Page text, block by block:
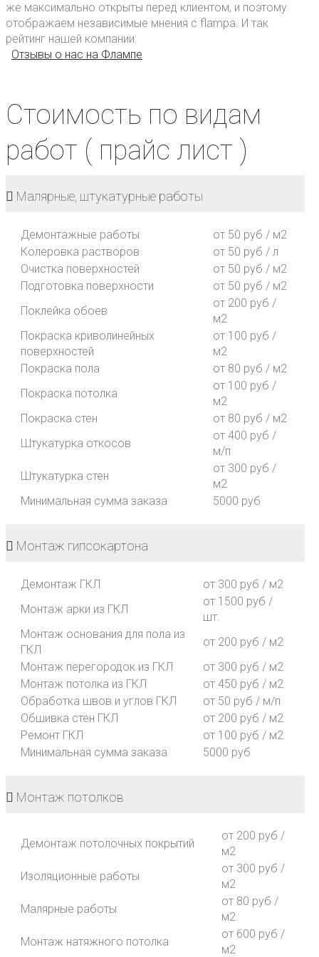
же максимально открыты перед клиентом, и поэтому
отображаем независимые мнения с flampa. И так
рейтинг нашей компании:
Отзывы о нас на Флампе
Стоимость по видам
работ ( прайс лист )
Малярные, штукатурные работы
Демонтажные работы
от 50 руб / м2
Колеровка растворов
от 50 руб / л
Очистка поверхностей
от 50 руб / м2
Подготовка поверхности
от 50 руб / м2
Поклейка обоев
от 200 руб /
м2
Покраска криволинейных
поверхностей
от 100 руб /
м2
Покраска пола
от 80 руб / м2
Покраска потолка
от 100 руб /
м2
Покраска стен
от 80 руб / м2
Штукатурка откосов
от 400 руб /
м/п
Штукатурка стен
от 300 руб /
м2
Минимальная сумма заказа
5000 руб
Монтаж гипсокартона
Демонтаж ГКЛ
от 300 руб / м2
Монтаж арки из ГКЛ
от 1500 руб /
шт.
Монтаж основания для пола из
ГКЛ
от 200 руб / м2
Монтаж перегородок из ГКЛ
от 300 руб / м2
Монтаж потолка из ГКЛ
от 450 руб / м2
Обработка швов и углов ГКЛ
от 50 руб / м/п
Обшивка стен ГКЛ
от 200 руб / м2
Ремонт ГКЛ
от 100 руб / м2
Минимальная сумма заказа
5000 руб
Монтаж потолков
Демонтаж потолочных покрытий
от 200 руб /
м2
Изоляционные работы
от 300 руб /
м2
Малярные работы
от 80 руб /
м2
Монтаж натяжного потолка
от 600 руб /
м2